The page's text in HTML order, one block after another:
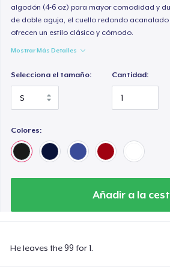
algodón (4-6 oz) para mayor comodidad y
de doble aguja, el cuello redondo
ofrecen un estilo clásico y cómodo.
Mostrar Más Detalles
Selecciona el tamaño: Cantidad:
Colores:
Añadir a la
He leaves the 99 for 1.